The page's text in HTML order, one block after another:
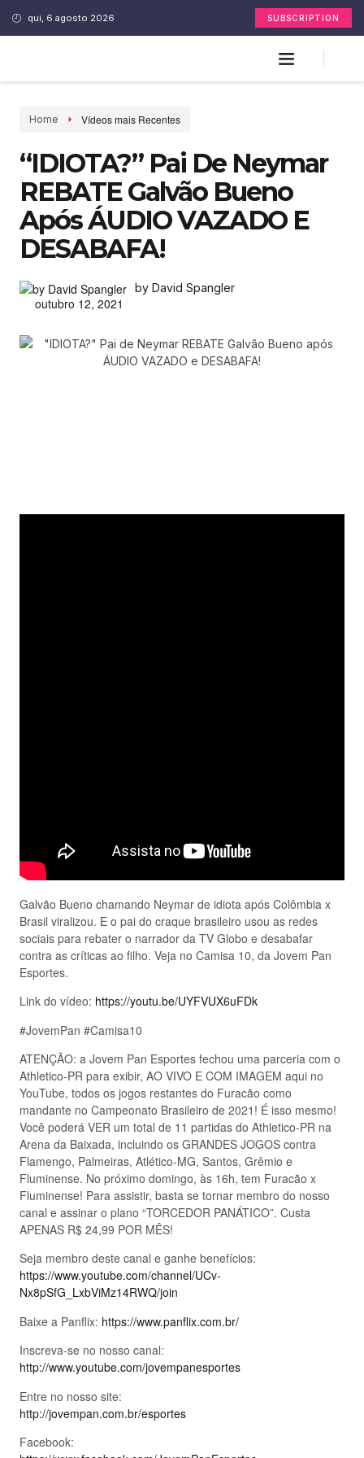
qui, 6 agosto 2026 SUBSCRIPTION
Home Vídeos mais Recentes
“IDIOTA?” Pai De Neymar
REBATE Galvão Bueno
Após ÁUDIO VAZADO E
DESABAFA!
by David Spangler
outubro 12, 2021
Galvão Bueno chamando Neymar de idiota após Colômbia x
Brasil viralizou. E o pai do craque brasileiro usou as redes
sociais para rebater o narrador da TV Globo e desabafar
contra as críticas ao filho. Veja no Camisa 10, da Jovem Pan
Esportes.
Link do vídeo: https://youtu.be/UYFVUX6uFDk
#JovemPan #Camisa10
ATENÇÃO: a Jovem Pan Esportes fechou uma parceria com o
Athletico-PR para exibir, AO VIVO E COM IMAGEM aqui no
YouTube, todos os jogos restantes do Furacão como
mandante no Campeonato Brasileiro de 2021! É isso mesmo!
Você poderá VER um total de 11 partidas do Athletico-PR na
Arena da Baixada, incluindo os GRANDES JOGOS contra
Flamengo, Palmeiras, Atlético-MG, Santos, Grêmio e
Fluminense. No próximo domingo, às 16h, tem Furacão x
Fluminense! Para assistir, basta se tornar membro do nosso
canal e assinar o plano “TORCEDOR PANÁTICO”. Custa
APENAS R$ 24,99 POR MÊS!
Seja membro deste canal e ganhe benefícios:
https://www.youtube.com/channel/UCv-
Nx8pSfG_LxbViMz14RWQ/join
Baixe a Panflix: https://www.panflix.com.br/
Inscreva-se no nosso canal:
http://www.youtube.com/jovempanesportes
Entre no nosso site:
http://jovempan.com.br/esportes
Facebook: